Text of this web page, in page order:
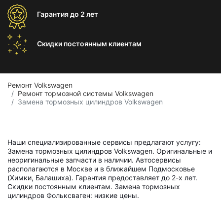
Гарантиядо 2 лет
Скидки постоянным клиентам
Ремонт Volkswagen
Ремонт тормозной системы Volkswagen
Замена тормозных цилиндров Volkswagen
Наши специализированные сервисы предлагают услугу:
Замена тормозных цилиндров Volkswagen. Оригинальные и
неоригинальные запчасти в наличии. Автосервисы
располагаются в Москве и в ближайшем Подмосковье
(Химки, Балашиха). Гарантия предоставляет до 2-х лет.
Скидки постоянным клиентам. Замена тормозных
цилиндров Фольксваген: низкие цены.